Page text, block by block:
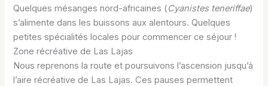
Quelques mésanges nord-africaines (Cyanistes teneriffae)
s’alimente dans les buissons aux alentours. Quelques
petites spécialités locales pour commencer ce séjour !
Zone récréative de Las Lajas
Nous reprenons la route et poursuivons l’ascension jusqu’à
l’aire récréative de Las Lajas. Ces pauses permettent